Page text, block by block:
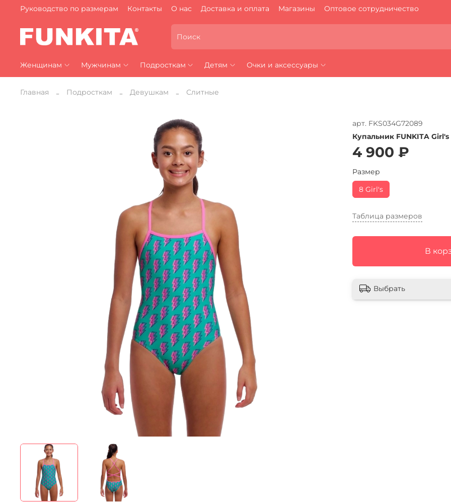
Руководство по размерам Контакты О нас Доставка и оплата Магазины Оптовое сотрудничество
Женщинам Мужчинам Подросткам Детям Очки и аксессуары
Главная Подросткам Девушкам Слитные
арт. FKS034G72089
Купальник FUNKITA
4 900 ₽
Таблица размеров
В
Размер
8 Girl's
Выбрать